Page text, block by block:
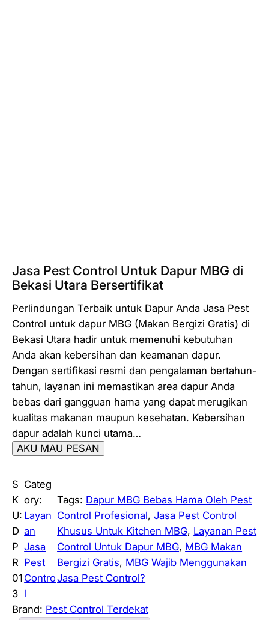
Jasa Pest Control Untuk Dapur MBG di
Bekasi Utara Bersertifikat
Perlindungan Terbaik untuk Dapur Anda Jasa Pest
Control untuk dapur MBG (Makan Bergizi Gratis) di
Bekasi Utara hadir untuk memenuhi kebutuhan
Anda akan kebersihan dan keamanan dapur.
Dengan sertifikasi resmi dan pengalaman bertahun-
tahun, layanan ini memastikan area dapur Anda
bebas dari gangguan hama yang dapat merugikan
kualitas makanan maupun kesehatan. Kebersihan
dapur adalah kunci utama…
AKU MAU PESAN
S
K
U:
D
P
R
01
3
Categ
ory:
Layan
an
Jasa
Pest
Contro
l
Tags: Dapur MBG Bebas Hama Oleh Pest
Control Profesional, Jasa Pest Control
Khusus Untuk Kitchen MBG, Layanan Pest
Control Untuk Dapur MBG, MBG Makan
Bergizi Gratis, MBG Wajib Menggunakan
Jasa Pest Control?
Brand: Pest Control Terdekat